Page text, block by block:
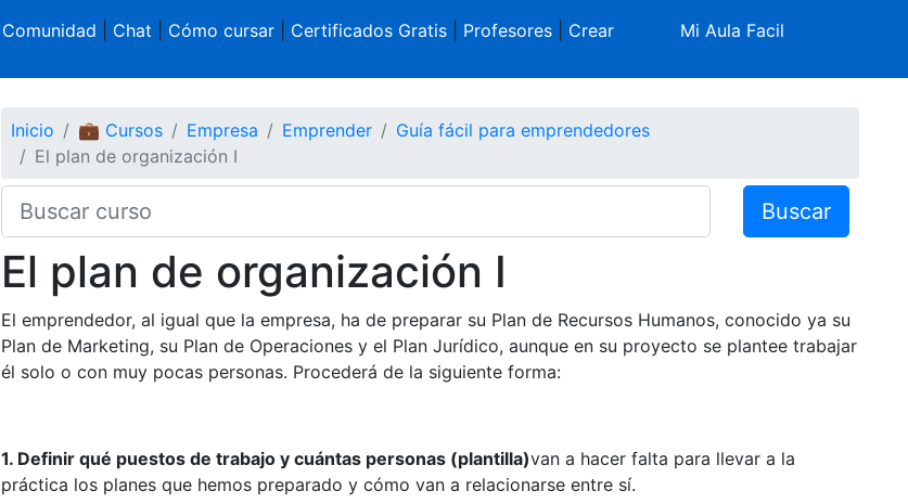
Comunidad Chat Cómo cursar| Certificados Gratis| Profesores| Crear
Mi Aula Facil
Inicio 💼 Cursos Empresa Emprender
Guía fácil para emprendedores
El plan de organización I
Buscar
El plan de organización I
El emprendedor, al igual que la empresa, ha de preparar su Plan de Recursos Humanos, conocido ya su
Plan de Marketing, su Plan de Operaciones y el Plan Jurídico, aunque en su proyecto se plantee trabajar
él solo o con muy pocas personas. Procederá de la siguiente forma:
1. Definir qué puestos de trabajo y cuántas personas (plantilla)van a hacer falta para llevar a la
práctica los planes que hemos preparado y cómo van a relacionarse entre sí.